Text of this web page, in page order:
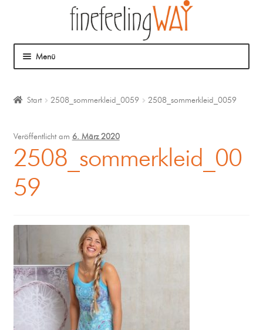
Menü
Coaching
Klangmassage
Start 2508_sommerkleid_0059 2508_sommerkleid_0059
Veröffentlicht am 6. März 2020
2508_sommerkleid_00
59